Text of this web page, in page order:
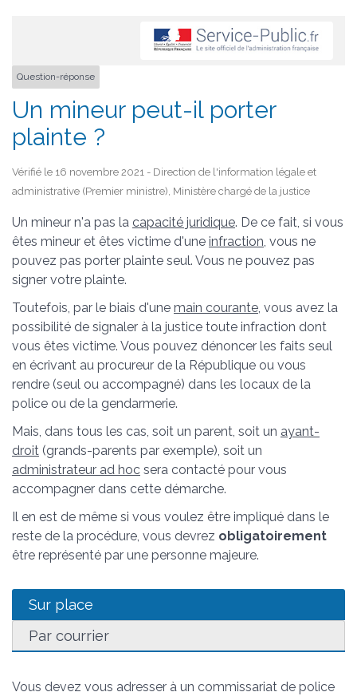
Question-réponse
Un mineur peut-il porter
plainte ?
Vérifié le 16 novembre 2021 - Direction de l'information légale et
administrative (Premier ministre), Ministère chargé de la justice
Un mineur n'a pas la capacité juridique. De ce fait, si vous
êtes mineur et êtes victime d'une infraction , vous ne
pouvez pas porter plainte seul. Vous ne pouvez pas
signer votre plainte.
Toutefois, par le biais d'une main courante , vous avez la
possibilité de signaler à la justice toute infraction dont
vous êtes victime. Vous pouvez dénoncer les faits seul
en écrivant au procureur de la République ou vous
rendre (seul ou accompagné) dans les locaux de la
police ou de la gendarmerie.
Mais, dans tous les cas, soit un parent, soit un ayant-
droit (grands-parents par exemple), soit un
administrateur ad hoc sera contacté pour vous
accompagner dans cette démarche.
Il en est de même si vous voulez être impliqué dans le
reste de la procédure, vous devrez obligatoirement
être représenté par une personne majeure.
Sur place
Par courrier
Vous devez vous adresser à un commissariat de police